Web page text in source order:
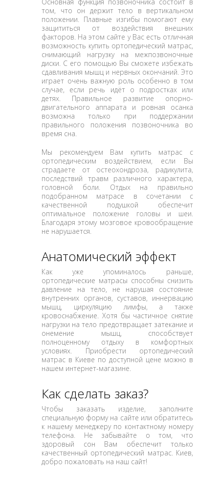
Основная функция позвоночника состоит в
том, что он держит тело в вертикальном
положении. Плавные изгибы помогают ему
защититься от воздействия внешних
факторов. На этом сайте у Вас есть отличная
возможность купить ортопедический матрас,
снимающий нагрузку на межпозвоночные
диски. С его помощью Вы сможете избежать
сдавливания мышц и нервных окончаний. Это
играет очень важную роль особенно в том
случае, если речь идёт о подростках или
детях. Правильное развитие опорно-
двигательного аппарата и ровная осанка
возможна только при поддержании
правильного положения позвоночника во
время сна.
Мы рекомендуем Вам купить матрас с
ортопедическим воздействием, если Вы
страдаете от остеохондроза, радикулита,
последствий травм различного характера,
головной боли. Отдых на правильно
подобранном матрасе в сочетании с
качественной подушкой обеспечит
оптимальное положение головы и шеи.
Благодаря этому мозговое кровообращение
не нарушается.
Анатомический эффект
Как уже упоминалось раньше,
ортопедические матрасы способны снизить
давление на тело, не нарушая состояние
внутренних органов, суставов, иннервацию
мышц, циркуляцию лимфы, а также
кровоснабжение. Хотя бы частичное снятие
нагрузки на тело предотвращает затекание и
онемение мышц, способствует
полноценному отдыху в комфортных
условиях. Приобрести ортопедический
матрас в Киеве по доступной цене можно в
нашем интернет-магазине.
Как сделать заказ?
Чтобы заказать изделие, заполните
специальную форму на сайте или обратитесь
к нашему менеджеру по контактному номеру
телефона. Не забывайте о том, что
здоровый сон Вам обеспечит только
качественный ортопедический матрас. Киев,
добро пожаловать на наш сайт!